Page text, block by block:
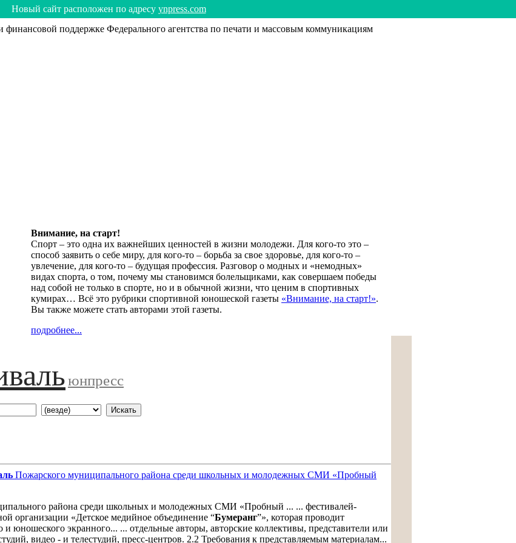
Hoвый caйт рacпoлoжeн пo aдрecy ynpress.com
поддержке Федерального агентства по печати и массовым коммуникациям
Внимание, на старт!
Спорт – это одна их важнейших ценностей в жизни молодежи. Для кого-то это –
способ заявить о себе миру, для кого-то – борьба за свое здоровье, для кого-то –
увлечение, для кого-то – будущая профессия. Разговор о модных и «немодных»
видах спорта, о том, почему мы становимся болельщиками, как совершаем победы
над собой не только в спорте, но и в обычной жизни, что ценим в спортивных
кумирах… Всё это рубрики спортивной юношеской газеты «Внимание, на старт!».
Вы также можете стать авторами этой газеты.
подробнее...
юнпресс
Пожарского муниципального района среди школьных и молодежных СМИ «Пробный
района среди школьных и молодежных СМИ «Пробный ... ... фестивалей-
организации «Детское медийное объединение “Бумеранг”», которая проводит
юношеского экранного... ... отдельные авторы, авторские коллективы, представители или
видео - и телестудий, пресс-центров. 2.2 Требования к представляемым материалам...